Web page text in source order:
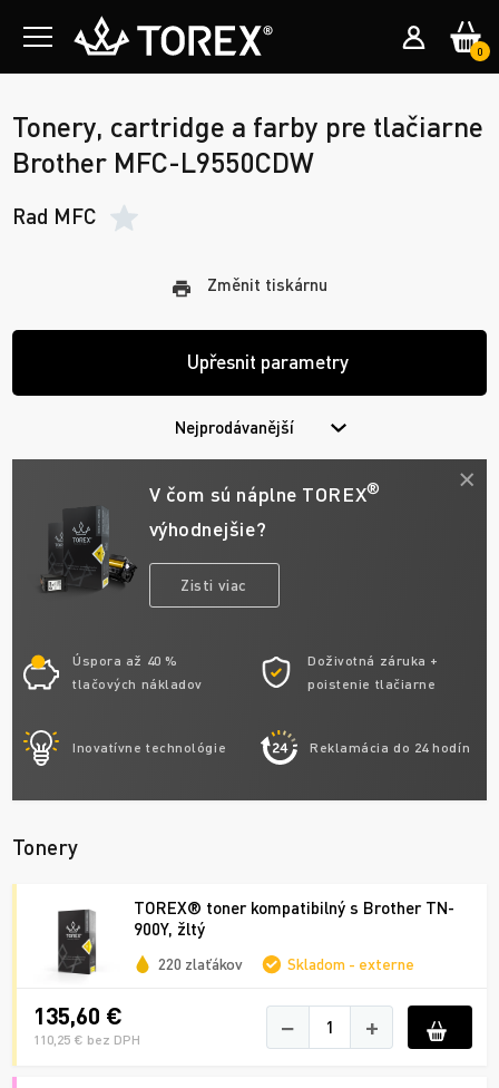
0
Tonery, cartridge a farby pre tlačiarne
Brother MFC-L9550CDW
Rad MFC
Změnit tiskárnu
Upřesnit parametry
Nejprodávanější
V čom sú náplne TOREX®
výhodnejšie?
Zisti viac
Úspora až 40 %
tlačových nákladov
Doživotná záruka +
poistenie tlačiarne
Inovatívne technológie Reklamácia do 24 hodín
Tonery
TOREX® toner kompatibilný s Brother TN-
900Y, žltý
220 zlaťákov Skladom - externe
135,60 €
110,25 € bez DPH − +